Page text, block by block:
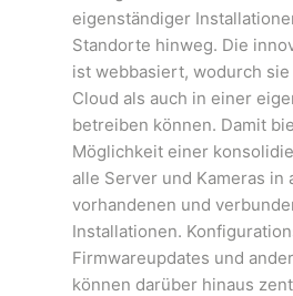
eigenständiger
Standorte hinweg. Die
ist webbasiert, wodurch
Cloud als auch in einer
betreiben können. Damit
Möglichkeit einer
alle Server und Kameras in
vorhandenen und
Installationen.
Firmwareupdates und
können darüber hinaus